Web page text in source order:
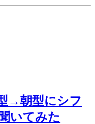
→朝型にシフ
いてみた